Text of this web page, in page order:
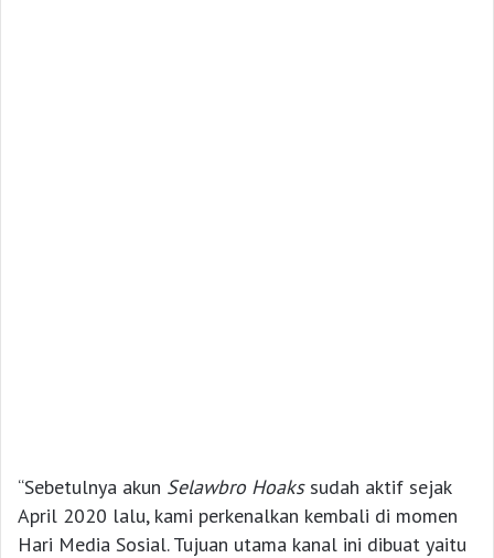
“Sebetulnya akun Selawbro Hoakssudah aktif sejak
April 2020 lalu, kami perkenalkan kembali di momen
Hari Media Sosial. Tujuan utama kanal ini dibuat yaitu